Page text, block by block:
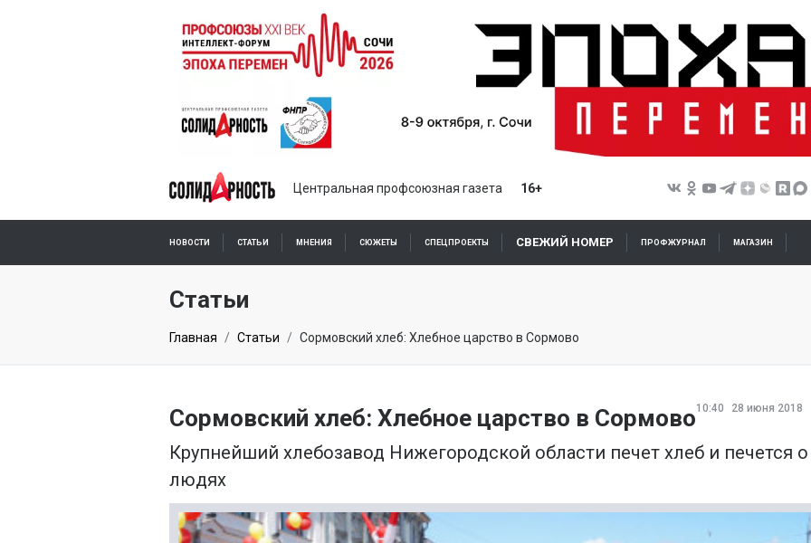
Центральная профсоюзная газета 16+
НОВОСТИ СТАТЬИ МНЕНИЯ СЮЖЕТЫ СПЕЦПРОЕКТЫ СВЕЖИЙ НОМЕР ПРОФЖУРНАЛ МАГАЗИН
Статьи
Главная Статьи Сормовский хлеб: Хлебное царство в Сормово
10:40 28 июня 2018
Сормовский хлеб: Хлебное царство в Сормово
Крупнейший хлебозавод Нижегородской области печет хлеб и печется о
людях